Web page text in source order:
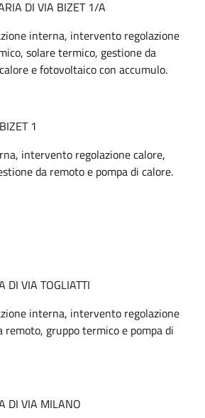
DI VIA BIZET 1/A
interna, intervento regolazione
solare termico, gestione da
e fotovoltaico con accumulo.
1
intervento regolazione calore,
da remoto e pompa di calore.
DI VIA TOGLIATTI
interna, intervento regolazione
remoto, gruppo termico e pompa di
DI VIA MILANO